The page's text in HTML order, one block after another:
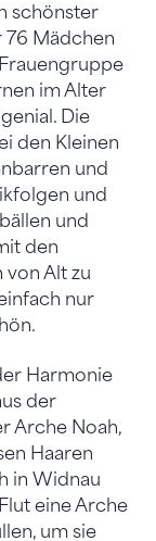
schönster
76 Mädchen
im Alter
Die
den Kleinen
und
und
und
den
Alt zu
nur
Harmonie
der
Arche Noah,
Haaren
in Widnau
eine Arche
um sie